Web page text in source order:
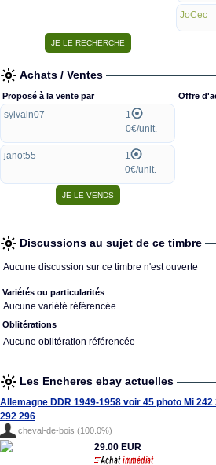
JoCec
Achats / Ventes
Proposé à la vente par
sylvain07
1
0€/unit.
janot55
1
0€/unit.
Offre
Discussions au sujet de ce timbre
Aucune discussion sur ce timbre n'est ouverte
Variétés ou particularités
Aucune variété référencée
Oblitérations
Aucune oblitération référencée
Les Encheres ebay actuelles
Allemagne DDR 1949-1958 voir 45 photo Mi
292 296
cheval-de-bois (100.0%)
29.00 EUR